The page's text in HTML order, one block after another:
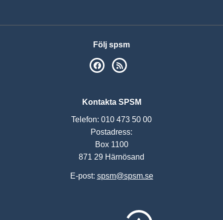
Följ spsm
SPSM på Facebook
Kontakta SPSM
Telefon: 010 473 50 00
Postadress:
Box 1100
871 29 Härnösand
E-post: spsm@spsm.se